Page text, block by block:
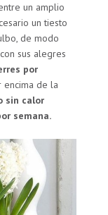
un amplio
un tiesto
de modo
sus alegres
por
encima de la
sin calor
semana.